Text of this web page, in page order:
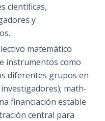
científicas,
y
matemático
instrumentos como
diferentes grupos en
math-
financiación estable
central para